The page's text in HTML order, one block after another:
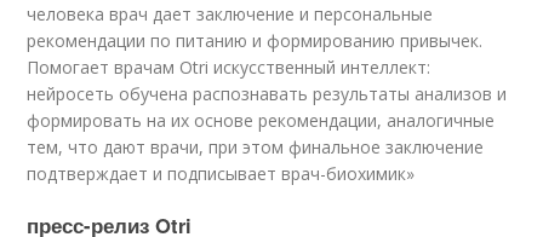
человека врач дает заключение и персональные
рекомендации по питанию и формированию привычек.
Помогает врачам Otri искусственный интеллект:
нейросеть обучена распознавать результаты анализов и
формировать на их основе рекомендации, аналогичные
тем, что дают врачи, при этом финальное заключение
подтверждает и подписывает врач-биохимик»
пресс-релиз Otri